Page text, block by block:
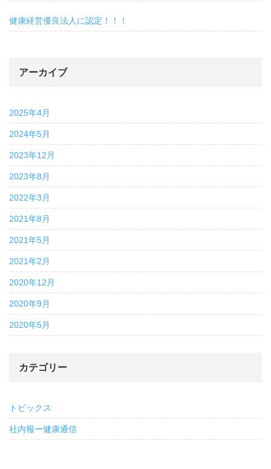
健康経営優良法人に認定！！！
アーカイブ
2025年4月
2024年5月
2023年12月
2023年8月
2022年3月
2021年8月
2021年5月
2021年2月
2020年12月
2020年9月
2020年5月
カテゴリー
トピックス
社内報ー健康通信